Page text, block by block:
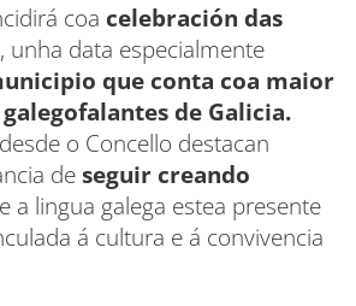
coa celebración das
, unha data especialmente
que conta coa maior
de Galicia.
o Concello destacan
deseguir creando
a lingua galega estea presente
á cultura e á convivencia